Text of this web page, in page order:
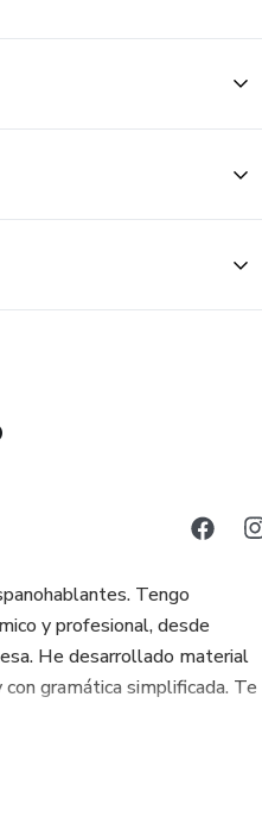
Tengo
y profesional, desde
He desarrollado material
gramática simplificada. Te